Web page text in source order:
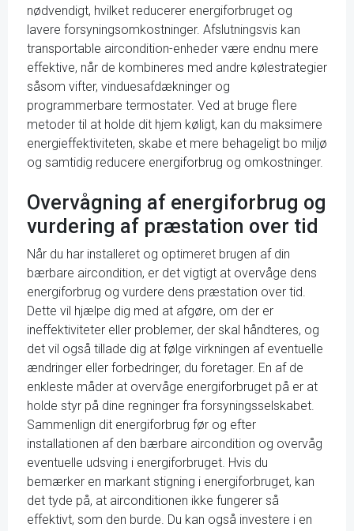
nødvendigt, hvilket reducerer energiforbruget og
lavere forsyningsomkostninger. Afslutningsvis kan
transportable aircondition-enheder være endnu mere
effektive, når de kombineres med andre kølestrategier
såsom vifter, vinduesafdækninger og
programmerbare termostater. Ved at bruge flere
metoder til at holde dit hjem køligt, kan du maksimere
energieffektiviteten, skabe et mere behageligt bo miljø
og samtidig reducere energiforbrug og omkostninger.
Overvågning af energiforbrug og
vurdering af præstation over tid
Når du har installeret og optimeret brugen af din
bærbare aircondition, er det vigtigt at overvåge dens
energiforbrug og vurdere dens præstation over tid.
Dette vil hjælpe dig med at afgøre, om der er
ineffektiviteter eller problemer, der skal håndteres, og
det vil også tillade dig at følge virkningen af eventuelle
ændringer eller forbedringer, du foretager. En af de
enkleste måder at overvåge energiforbruget på er at
holde styr på dine regninger fra forsyningsselskabet.
Sammenlign dit energiforbrug før og efter
installationen af den bærbare aircondition og overvåg
eventuelle udsving i energiforbruget. Hvis du
bemærker en markant stigning i energiforbruget, kan
det tyde på, at airconditionen ikke fungerer så
effektivt, som den burde. Du kan også investere i en